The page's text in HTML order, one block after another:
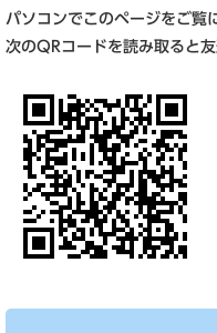
パソコンでこのページをご覧
次のQRコードを読み取ると友